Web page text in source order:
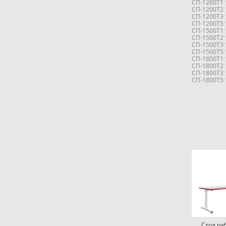
СП-1200Т1
СП-1200Т2
СП-1200Т3
СП-1200Т5
СП-1500Т1
СП-1500Т2
СП-1500Т3
СП-1500Т5
СП-1800Т1
СП-1800Т2
СП-1800Т3
СП-1800Т5